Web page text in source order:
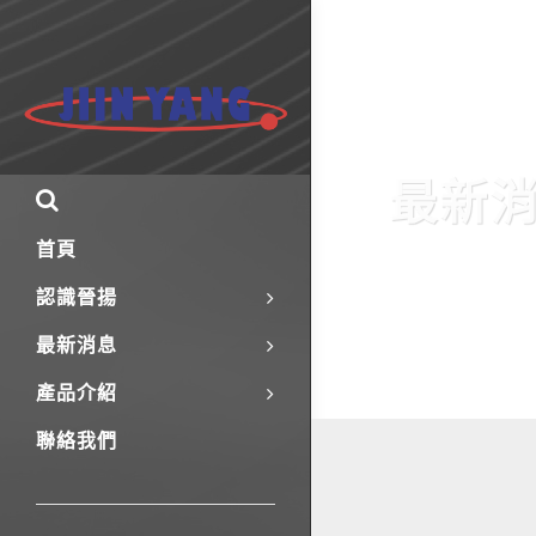
首頁
認識晉揚
最新消息
產品介紹
聯絡我們
最新